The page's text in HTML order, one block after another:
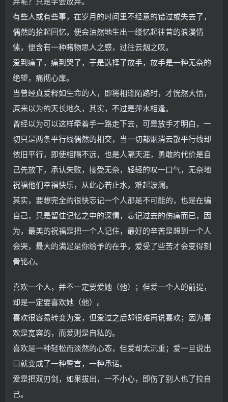
有些人或有些事，在岁月的时间里不经意的错过或失去了，
偶然的拾起回忆，便会油然地生出一缕忆起往昔的浪漫情
愫，便含有一种睹物思人之感，过往云烟之叹。
爱到痛了，痛到哭了，于是选择了放手，放手是一种无奈的
绝望，痛彻心扉。
当曾经真爱释如生命的人，即将相逢陌路时，才恍然大悟，
原来以为的天长地久，其实，不过是萍水相逢。
曾经以为可以这样牵着手一路走下去，可是放手才明白，一
切只是两条平行线偶然的相交，当一切都烟消云散平行线却
依旧平行，即使相隔不远，也是人隔天涯，勇敢的代价是自
己先放下，承认失败，接受无奈，轻轻的叹一口气，无奈地
祝福他们幸福快乐，从此心若止水，难起波澜。
其实，要想完全的很快忘记一个人那是不可能的，也是在骗
自己，只是留住记忆之中的深情，忘记过去的伤痛而已，因
为，最美的祝福是把一个人记住，最好的辛苦是想到一个人
会哭，最大的满足是你给予的在乎，爱受了些苦才会变得刻
骨铭心。
喜欢一个人，并不一定要爱她（他）；但爱一个人的前提，
却是一定要喜欢她（他）。
喜欢很容易转变为爱，但爱过之后却很难再说喜欢；因为喜
欢是宽容的，而爱则是自私的。
喜欢是一种轻松而淡然的心态，但爱却太沉重；爱一旦说出
口就变成了一种誓言，一种承诺。
爱是把双刃剑，如果拔出，一不小心，即伤了别人也了拉自
己。